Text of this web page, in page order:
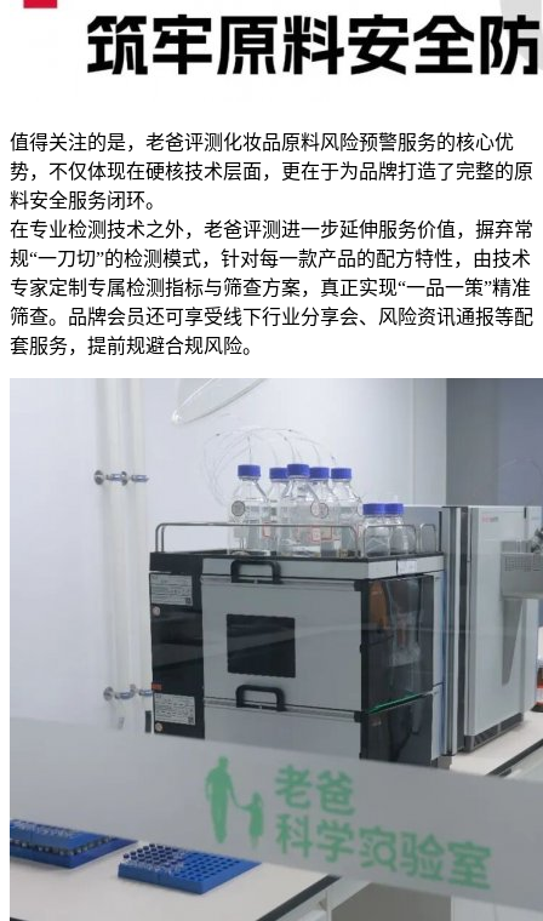
值得关注的是，老爸评测化妆品原料风险预警服务的核心优
势，不仅体现在硬核技术层面，更在于为品牌打造了完整的原
料安全服务闭环。
在专业检测技术之外，老爸评测进一步延伸服务价值，摒弃常
规“一刀切”的检测模式，针对每一款产品的配方特性，由技术
专家定制专属检测指标与筛查方案，真正实现“一品一策”精准
筛查。品牌会员还可享受线下行业分享会、风险资讯通报等配
套服务，提前规避合规风险。